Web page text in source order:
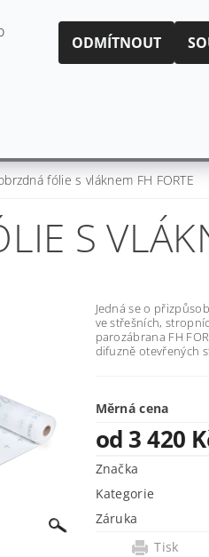
fólie s vláknem FH FORTE
S
Jedná se o
ve střešních,
parozábrana FH
difuzně otevřených
Měrná cena
od 3 420
Značka
Kategorie
Záruka
Tisk
ODMÍTNOUT